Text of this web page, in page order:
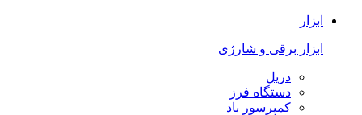
ابزار
ابزار برقی و شارژی
دریل
دستگاه فرز
کمپرسور باد